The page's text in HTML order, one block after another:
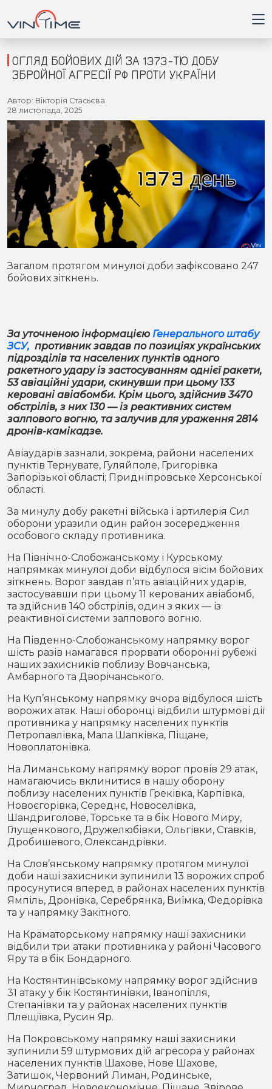
Головна
Війна
Новини
Кримінал
Здоров'я
Приватна думка
В кулуарах
Місто
Відео
Конфлікти
Партнери
Спорт
Історія
Спорт
Футбол
Контакти
ОГЛЯД БОЙОВИХ ДІЙ ЗА 1373-ТЮ ДОБУ
ЗБРОЙНОЇ АГРЕСІЇ РФ ПРОТИ УКРАЇНИ
Автор: Вікторія Стасьєва
28 листопада, 2025
Загалом протягом минулої доби зафіксовано 247
бойових зіткнень.
За уточненою інформацією Генерального штабу
ЗСУ, противник завдав по позиціях українських
підрозділів та населених пунктів одного
ракетного удару із застосуванням однієї ракети,
53 авіаційні удари, скинувши при цьому 133
керовані авіабомби. Крім цього, здійснив 3470
обстрілів, з них 130 — із реактивних систем
залпового вогню, та залучив для ураження 2814
дронів-камікадзе.
Авіаударів зазнали, зокрема, райони населених
пунктів Тернувате, Гуляйполе, Григорівка
Запорізької області; Придніпровське Херсонської
області.
За минулу добу ракетні війська і артилерія Сил
оборони уразили один район зосередження
особового складу противника.
На Північно-Слобожанському і Курському
напрямках минулої доби відбулося вісім бойових
зіткнень. Ворог завдав п’ять авіаційних ударів,
застосувавши при цьому 11 керованих авіабомб,
та здійснив 140 обстрілів, один з яких — із
реактивної системи залпового вогню.
На Південно-Слобожанському напрямку ворог
шість разів намагався прорвати оборонні рубежі
наших захисників поблизу Вовчанська,
Амбарного та Дворічанського.
На Куп’янському напрямку вчора відбулося шість
ворожих атак. Наші оборонці відбили штурмові дії
противника у напрямку населених пунктів
Петропавлівка, Мала Шапківка, Піщане,
Новоплатонівка.
На Лиманському напрямку ворог провів 29 атак,
намагаючись вклинитися в нашу оборону
поблизу населених пунктів Греківка, Карпівка,
Новоєгорівка, Середнє, Новоселівка,
Шандриголове, Торське та в бік Нового Миру,
Глущенкового, Дружелюбівки, Ольгівки, Ставків,
Дробишевого, Олександрівки.
На Слов’янському напрямку протягом минулої
доби наші захисники зупинили 13 ворожих спроб
просунутися вперед в районах населених пунктів
Ямпіль, Дронівка, Серебрянка, Виїмка, Федорівка
та у напрямку Закітного.
На Краматорському напрямку наші захисники
відбили три атаки противника у районі Часового
Яру та в бік Бондарного.
На Костянтинівському напрямку ворог здійснив
31 атаку у бік Костянтинівки, Іванопілля,
Степанівки та у районах населених пунктів
Плещіївка, Русин Яр.
На Покровському напрямку наші захисники
зупинили 59 штурмових дій агресора у районах
населених пунктів Шахове, Нове Шахове,
Затишок, Червоний Лиман, Родинське,